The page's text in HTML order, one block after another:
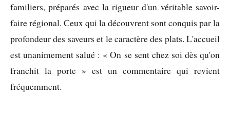
familiers, préparés avec la rigueur d'un véritable savoir-
faire régional. Ceux qui la découvrent sont conquis par la
profondeur des saveurs et le caractère des plats. L'accueil
est unanimement salué : « On se sent chez soi dès qu'on
franchit la porte » est un commentaire qui revient
fréquemment.